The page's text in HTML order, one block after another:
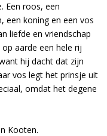
Een roos, een
een koning en een vos
liefde en vriendschap
aarde een hele rij
hij dacht dat zijn
vos legt het prinsje uit
omdat het degene
Kooten.